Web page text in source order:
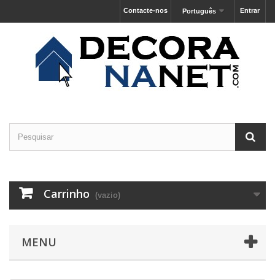
Entrar
Português
Contacte-nos
Carrinho (vazio)
MENU